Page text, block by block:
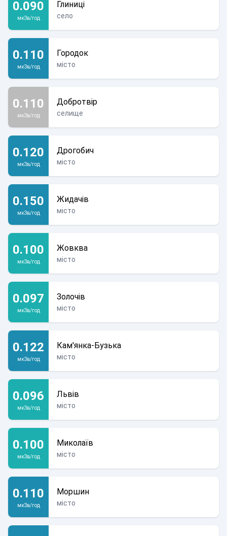
0.090
мкЗв/год
Глиниці
село
0.110
мкЗв/год
Городок
місто
0.110
мкЗв/год
Добротвір
селище
0.120
мкЗв/год
Дрогобич
місто
0.150
мкЗв/год
Жидачів
місто
0.100
мкЗв/год
Жовква
місто
0.097
мкЗв/год
Золочів
місто
0.122
мкЗв/год
Кам'янка-Бузька
місто
0.096
мкЗв/год
Львів
місто
0.100
мкЗв/год
Миколаїв
місто
0.110
мкЗв/год
Моршин
місто